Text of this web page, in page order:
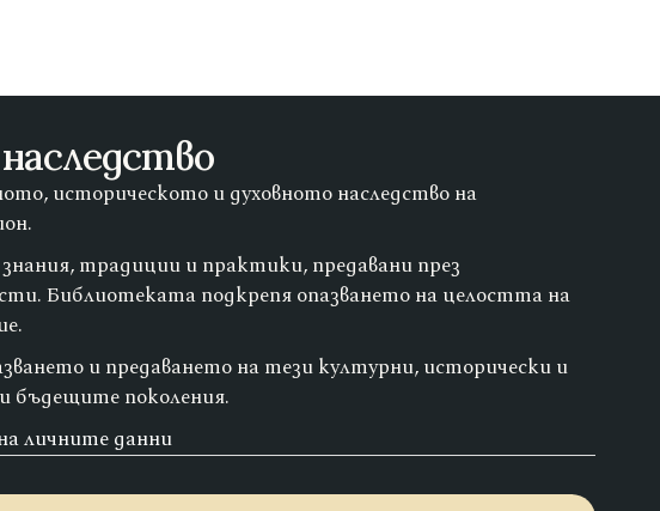
историческото и духовното наследство на
традиции и практики, предавани през
Библиотеката подкрепя опазването на целостта на
и предаването на тези културни, исторически и
бъдещите поколения.
личните данни